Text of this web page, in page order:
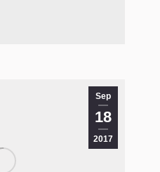
Sep
18
2017